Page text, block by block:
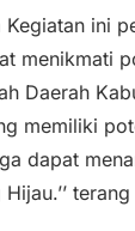
ini
menikmati
Daerah
memiliki
dapat